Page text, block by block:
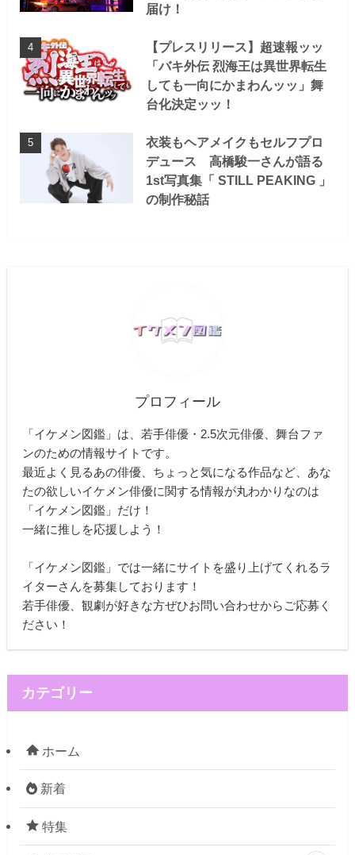
届け！
【プレスリリース】超速報ッッ
「バキ外伝 烈海王は異世界転生
しても一向にかまわんッッ」舞
台化決定ッッ！
衣装もヘアメイクもセルフプロ
デュース 高橋駿一さんが語る
1st写真集「 STILL PEAKING 」
の制作秘話
プロフィール
「イケメン図鑑」は、若手俳優・2.5次元俳優、舞台ファ
ンのための情報サイトです。
最近よく見るあの俳優、ちょっと気になる作品など、あな
たの欲しいイケメン俳優に関する情報が丸わかりなのは
「イケメン図鑑」だけ！
一緒に推しを応援しよう！
「イケメン図鑑」では一緒にサイトを盛り上げてくれるラ
イターさんを募集しております！
若手俳優、観劇が好きな方ぜひお問い合わせからご応募く
ださい！
カテゴリー
ホーム
新着
特集